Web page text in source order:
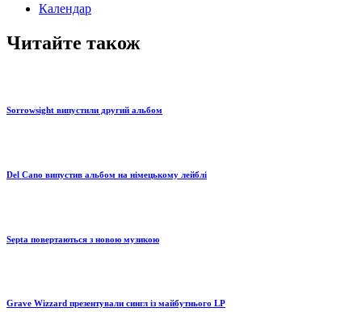
Календар
Читайте також
Sorrowsight випустили другий альбом
Del Cano випустив альбом на німецькому лейблі
Septa повертаються з новою музикою
Grave Wizzard презентували сингл із майбутнього LP